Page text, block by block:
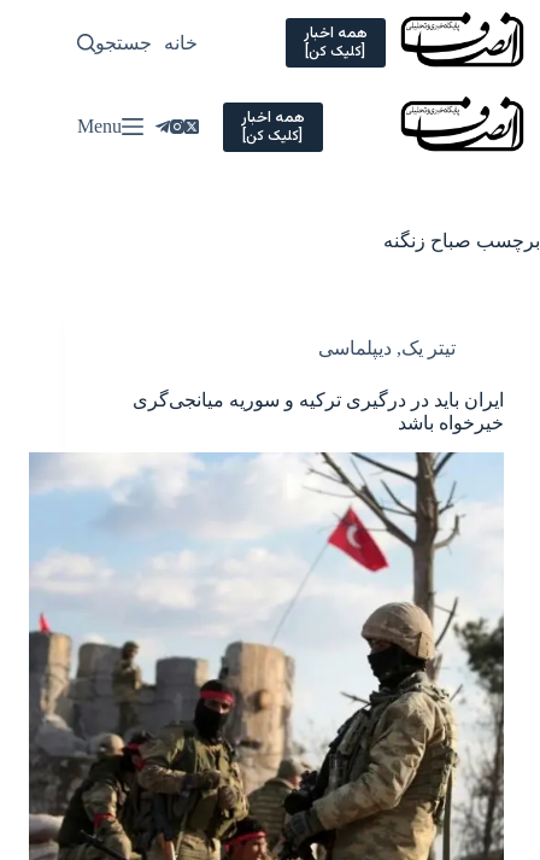
Skip
content
همه اخبار
[کلیک کن] خانه سیاسی
جستجو
همه اخبار
[کلیک کن] Menu
برچسب صباح زنگنه
تیتر یک, دیپلماسی
ایران باید در درگیری ترکیه و سوریه میانجی‌گری
خیرخواه باشد